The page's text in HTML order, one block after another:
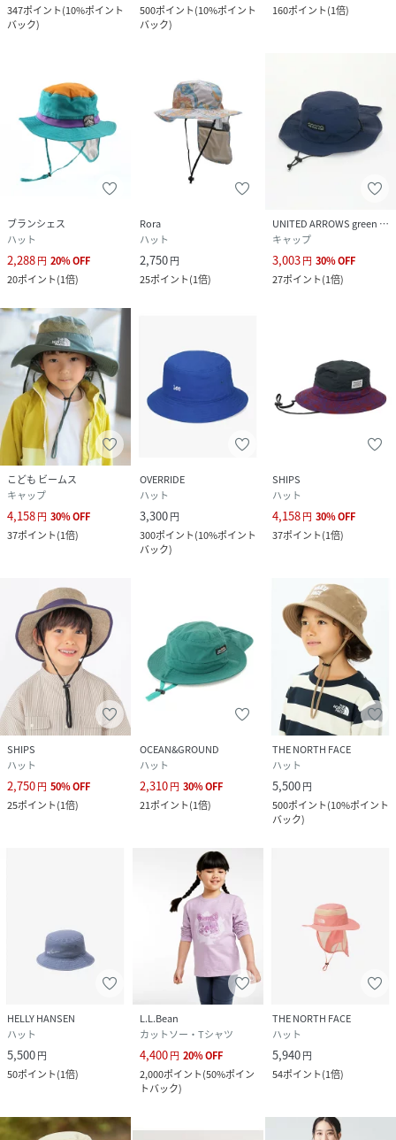
347ポイント(10%ポイント
バック)
500ポイント(10%ポイント
バック)
160ポイント(1倍)
ブランシェス
ハット
2,288円 20%OFF
20ポイント(1倍)
Rora
ハット
2,750円
25ポイント(1倍)
UNITED ARROWS green label relaxing
キャップ
3,003円 30%OFF
27ポイント(1倍)
こども ビームス
キャップ
4,158円 30%OFF
37ポイント(1倍)
OVERRIDE
ハット
3,300円
300ポイント(10%ポイント
バック)
SHIPS
ハット
4,158円 30%OFF
37ポイント(1倍)
SHIPS
ハット
2,750円 50%OFF
25ポイント(1倍)
OCEAN&GROUND
ハット
2,310円 30%OFF
21ポイント(1倍)
THE NORTH FACE
ハット
5,500円
500ポイント(10%ポイント
バック)
HELLY HANSEN
ハット
5,500円
50ポイント(1倍)
L.L.Bean
カットソー・Tシャツ
4,400円 20%OFF
2,000ポイント(50%ポイン
トバック)
THE NORTH FACE
ハット
5,940円
54ポイント(1倍)